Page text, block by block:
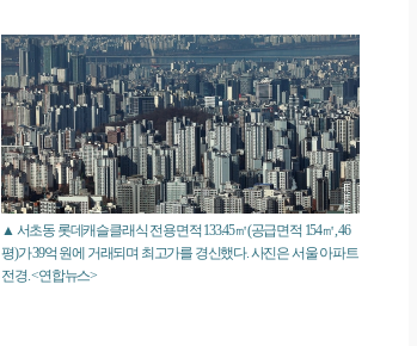
▲ 서초동 롯데캐슬클래식 전용면적 133.45㎡(공급면적 154㎡, 46
평)가 39억 원에 거래되며 최고가를 경신했다. 사진은 서울 아파트
전경. <연합뉴스>